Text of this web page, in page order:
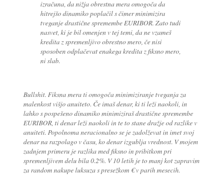
izračuna, da nižja obrestna mera omogoča da
hitrejšo dinamiko poplačil s čimer minimizira
tveganje drastične spremembe EURIBOR. Zato tudi
nasvet, ki je bil omenjen v tej temi, da ne vzameš
kredita z spremenljivo obrestno mero, če nisi
sposoben odplačevat enakega kredita z fiksno mero,
ni slab.
Bullshit. Fiksna mera ti omogoča minimiziranje tveganja za
malenkost višjo anuiteto. Če imaš denar, ki ti leži naokoli, in
lahko s pospešeno dinamiko minimiziraš drastične spremembe
EURIBOR, ti denar leži naokoli in te to stane dražje od razlike v
anuiteti. Popolnoma neracionalno se je zadolževat in imet svoj
denar na razpolago v času, ko denar izgublja vrednost. V mojem
zadnjem primeru je razlika med fiksno in pribitkom pri
spremenljivem delu bila 0.2%. V 10 letih je to manj kot zapravim
za random nakupe luksuza s presežkom € v parih mesecih.